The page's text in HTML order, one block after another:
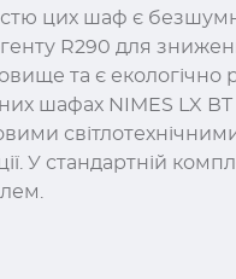
цих шаф є
R290 для
та є екологічно
шафах NIMES LX ВT
У стандартній